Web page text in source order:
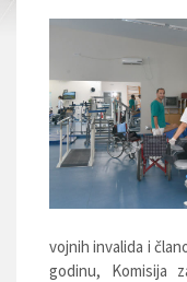
vojnih invalida i
godinu, Komisija